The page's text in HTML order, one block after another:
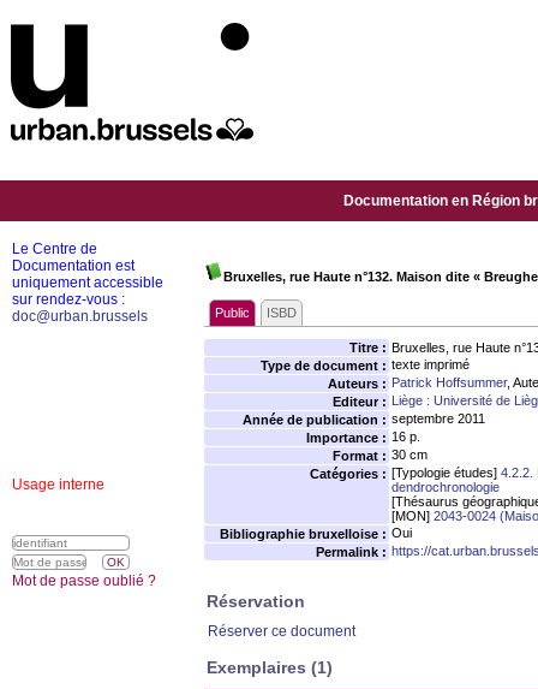
Documentation en Région
Bruxelles, rue Haute n°132. Maison dite «
Public ISBD
Titre : Bruxelles, rue Haute
Type de document : texte imprimé
Auteurs : Patrick Hoffsummer,
Editeur : Liège : Université de
Année de publication : septembre 2011
Importance : 16 p.
Format : 30 cm
Catégories : [Typologie études] 4.2.2.
dendrochronologie
[Thésaurus
[MON] 2043-0024
Bibliographie bruxelloise : Oui
Permalink : https://
Réservation
Réserver ce document
Exemplaires (1)
Le Centre de
Documentation est
uniquement accessible
sur rendez-vous :
doc@urban.brussels
Usage interne
Mot de passe oublié ?